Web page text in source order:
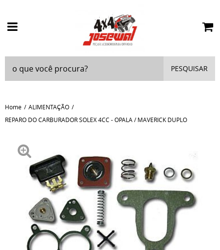
PESQUISAR
Home
ALIMENTAÇÃO
REPARO DO CARBURADOR SOLEX 4CC - OPALA / MAVERICK DUPLO